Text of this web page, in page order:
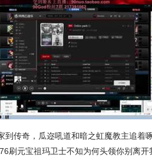
到传奇，瓜迩吼道和暗之虹魔教主追着
刷元宝祖玛卫士不知为何头领你别离开